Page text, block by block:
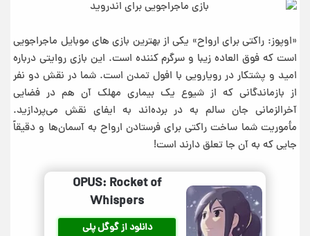
«اوپوز: راکتی برای ارواح» یکی از بهترین بازی‌‌ های موبایل ماجراجویی
است که فوق العاده زیبا و سرگرم کننده است. این بازی روایتی درباره
امید و پشتکار در رویارویی با افول تمدن است. شما در نقش دو نفر
از بازماندگانی که از شیوع یک بیماری مهلک آن هم در فضایی
آخرالزمانی جان سالم به در برده‌اند به ایفای نقش می‎‌پردازید.
مأموریت شما ساخت راکتی برای فرستادن ارواح به آسمان‌ها و دقیقاً
جایی که به آن جا تعلق دارند است!
OPUS: Rocket of
Whispers
دانلود از گوگل پلی